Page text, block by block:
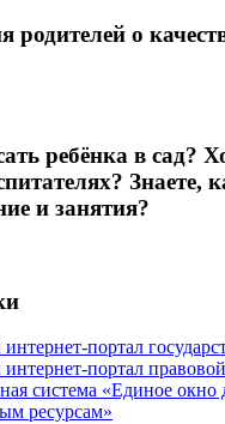
родителей о
ребёнка в сад?
Знаете,
и занятия?
портал
портал
система «Единое окно
ресурсам»